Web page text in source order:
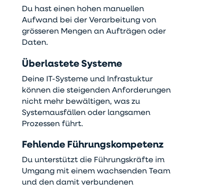
Du hast einen hohen manuellen
Aufwand bei der Verarbeitung von
grösseren Mengen an Aufträgen oder
Daten.
Überlastete Systeme
Deine IT-Systeme und Infrastuktur
können die steigenden Anforderungen
nicht mehr bewältigen, was zu
Systemausfällen oder langsamen
Prozessen führt.
Fehlende Führungskompetenz
Du unterstützt die Führungskräfte im
Umgang mit einem wachsenden Team
und den damit verbundenen